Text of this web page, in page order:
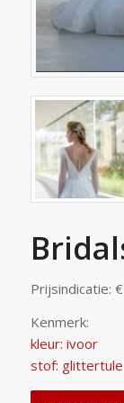
Prijsindicatie:
Kenmerk:
kleur: ivoor
stof: glittertule